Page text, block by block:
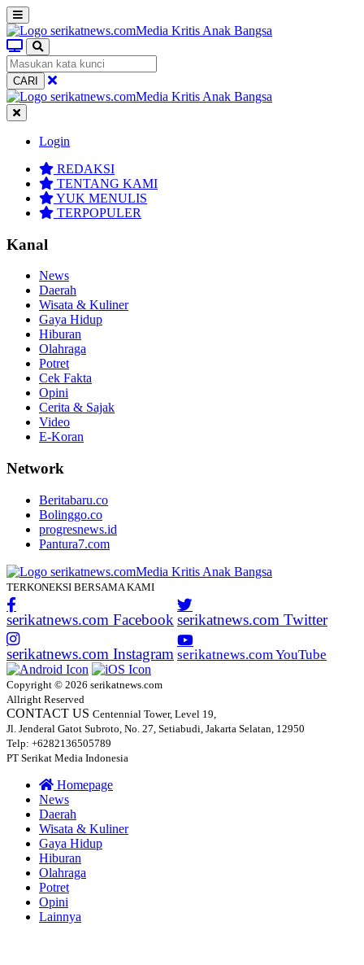
CARI
Login
REDAKSI
TENTANG KAMI
YUK MENULIS
TERPOPULER
Kanal
News
Daerah
Wisata & Kuliner
Gaya Hidup
Hiburan
Olahraga
Potret
Cek Fakta
Opini
Cerita & Sajak
Video
E-Koran
Network
Beritabaru.co
Bolinggo.co
progresnews.id
Pantura7.com
TERKONEKSI BERSAMA KAMI
serikatnews.com Facebook serikatnews.com Twitter
serikatnews.com Instagram serikatnews.com YouTube
Copyright © 2026 serikatnews.com
Allright Reserved
CONTACT US Centennial Tower, Level 19,
Jl. Jenderal Gatot Subroto, No. 27, Setiabudi, Jakarta Selatan, 12950
Telp: +6282136505789
PT Serikat Media Indonesia
Homepage
News
Daerah
Wisata & Kuliner
Gaya Hidup
Hiburan
Olahraga
Potret
Opini
Lainnya